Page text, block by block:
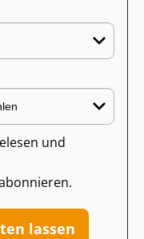
und
lassen